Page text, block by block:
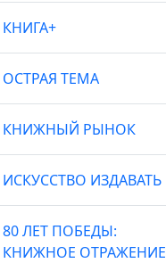
КНИГА+
ОСТРАЯ ТЕМА
КНИЖНЫЙ РЫНОК
ИСКУССТВО ИЗДАВАТЬ
80 ЛЕТ ПОБЕДЫ:
КНИЖНОЕ ОТРАЖЕНИЕ